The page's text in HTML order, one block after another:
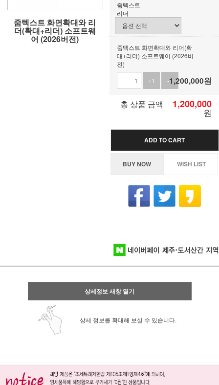
줌텍스트 화면확대와 리
더(확대+리더) 소프트웨
어 (2026버전)
줌텍스트
리더
줌텍스트 화면확대와 리더(확
대+리더) 소프트웨어 (2026버
전)
+1
-11,200,000원
총 상품 금액 1,200,000
원
ADD TO CART
BUY NOW WISH LIST
상세정보 새창 열기
상세 정보를 확대해 보실 수 있습니다.